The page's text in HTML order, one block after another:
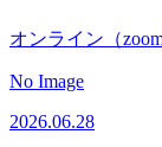
オンライン（zoom
No Image
2026.06.28